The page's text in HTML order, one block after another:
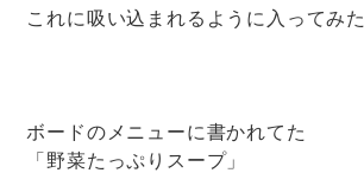
これに吸い込まれるように入ってみた
ボードのメニューに書かれてた
「野菜たっぷりスープ」